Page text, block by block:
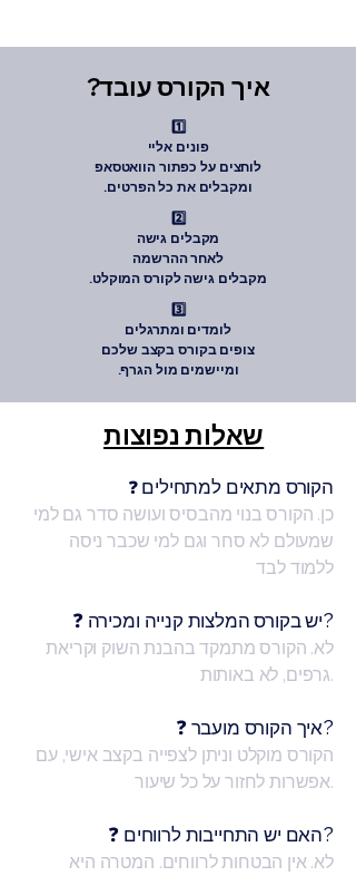
?איך הקורס עובד
1️⃣
פונים אליי
לוחצים על כפתור הוואטסאפ
.ומקבלים את כל הפרטים
2️⃣
מקבלים גישה
לאחר ההרשמה
.מקבלים גישה לקורס המוקלט
3️⃣
לומדים ומתרגלים
צופים בקורס בקצב שלכם
.ומיישמים מול הגרף
שאלות נפוצות
❓ הקורס מתאים למתחילים
כן. הקורס בנוי מהבסיס ועושה סדר גם למי
שמעולם לא סחר וגם למי שכבר ניסה
ללמוד לבד
❓ יש בקורס המלצות קנייה ומכירה?
לא. הקורס מתמקד בהבנת השוק וקריאת
גרפים, לא באותות.
❓ איך הקורס מועבר?
הקורס מוקלט וניתן לצפייה בקצב אישי, עם
אפשרות לחזור על כל שיעור.
❓ האם יש התחייבות לרווחים?
לא. אין הבטחות לרווחים. המטרה היא